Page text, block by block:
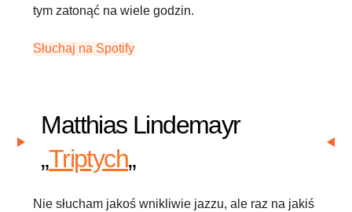
tym zatonąć na wiele godzin.
Słuchaj na Spotify
Matthias Lindemayr
„Triptych„
Nie słucham jakoś wnikliwie jazzu, ale raz na jakiś